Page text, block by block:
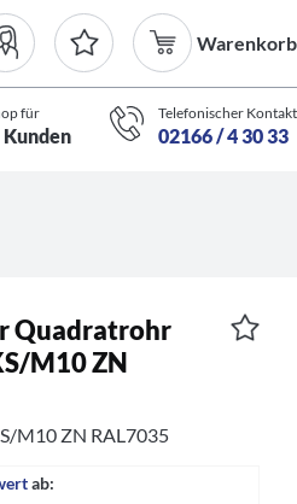
Warenkorb
für
Kunden
Telefonischer Kontakt
02166 / 4 30 33
Quadratrohr
M10 ZN
M10 ZN RAL7035
ab: